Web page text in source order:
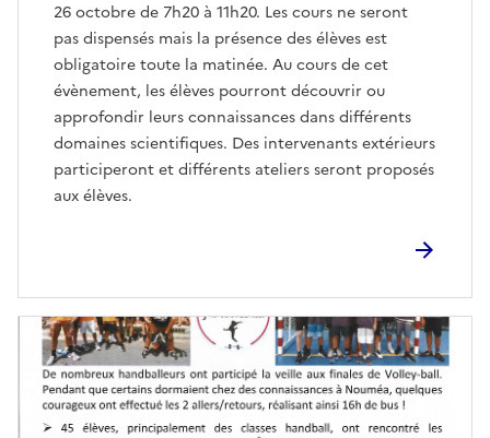
26 octobre de 7h20 à 11h20. Les cours ne seront
pas dispensés mais la présence des élèves est
obligatoire toute la matinée. Au cours de cet
évènement, les élèves pourront découvrir ou
approfondir leurs connaissances dans différents
domaines scientifiques. Des intervenants extérieurs
participeront et différents ateliers seront proposés
aux élèves.